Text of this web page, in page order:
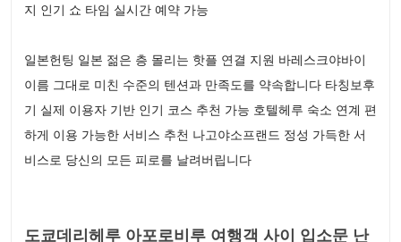
지 인기 쇼 타임 실시간 예약 가능
일본헌팅 일본 젊은 층 몰리는 핫플 연결 지원 바레스크야바이
이름 그대로 미친 수준의 텐션과 만족도를 약속합니다 타칭보후
기 실제 이용자 기반 인기 코스 추천 가능 호텔헤루 숙소 연계 편
하게 이용 가능한 서비스 추천 나고야소프랜드 정성 가득한 서
비스로 당신의 모든 피로를 날려버립니다
도쿄데리헤루 아포로비루 여행객 사이 입소문 난